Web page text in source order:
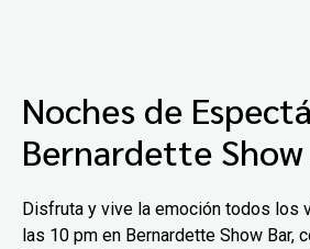
Noches de
Bernardette Show
Disfruta y vive la emoción todos los
las 10 pm en Bernardette Show Bar,